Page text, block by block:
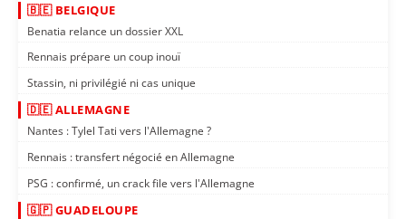
🇧🇪 BELGIQUE
Benatia relance un dossier XXL
Rennais prépare un coup inouï
Stassin, ni privilégié ni cas unique
🇩🇪 ALLEMAGNE
Nantes : Tylel Tati vers l'Allemagne ?
Rennais : transfert négocié en Allemagne
PSG : confirmé, un crack file vers l'Allemagne
🇬🇵 GUADELOUPE